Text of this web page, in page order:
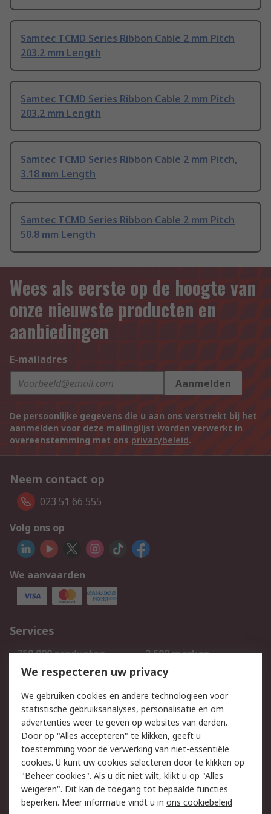
Samtec TCMD Series Ribbon Cable 2 mm Pitch
203.2 mm Length
Samtec TCMD Series Ribbon Cable 2 mm Pitch
203.2 mm Length
Samtec TCMD Series Ribbon Cable 2 mm Pitch,
3.18 mm Length
Samtec TCMD Series Ribbon Cable 2 mm Pitch
50.8 mm Length
Wees als eerste op de hoogte van
onze nieuwste producten en
aanbiedingen
E-mailadres
Aanmelden
De persoonlijke gegevens die u aan ons verstrekt bij het
aanmelden voor deze mailinglijst worden verwerkt in
overeenstemming met ons privacybeleid.
Neem contact op
023 51 66 555
Volg ons op
We aanvaarden
Services
750.000 producten
2.500 merken
Bestellen
Inkoopoplossingen
Track & Trace
Wettelijk
Cookiebeleid
Email veiligheid
Privacybeleid
Websitevoorwaarden
Algemene
verkoopvoorwaarden
We respecteren uw privacy
We gebruiken cookies en andere technologieën voor
statistische gebruiksanalyses, personalisatie en om
advertenties weer te geven op websites van derden.
Door op "Alles accepteren" te klikken, geeft u
toestemming voor de verwerking van niet-essentiële
cookies. U kunt uw cookies selecteren door te klikken op
"Beheer cookies". Als u dit niet wilt, klikt u op "Alles
weigeren". Dit kan de toegang tot bepaalde functies
beperken. Meer informatie vindt u in ons cookiebeleid